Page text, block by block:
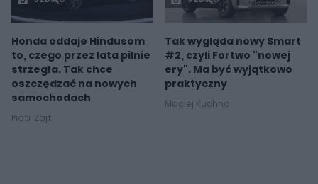
Honda oddaje Hindusom
to, czego przez lata pilnie
strzegła. Tak chce
oszczędzać na nowych
samochodach
Piotr Zajt
Tak wygląda nowy Smart
#2, czyli Fortwo "nowej
ery". Ma być wyjątkowo
praktyczny
Maciej Kuchno